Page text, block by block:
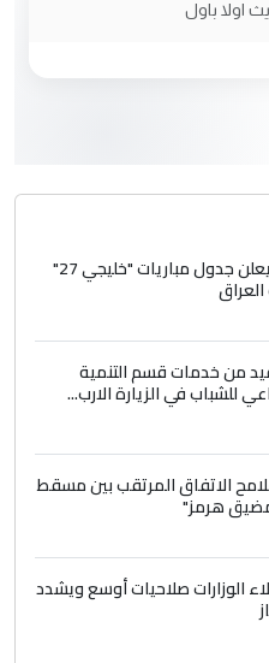
ومن اصول عريقة
على صدام حسين سل
علي ماما يسقط
ومن اصول عريقة
على صدام حسين سل
5
حامدتركان. كلام
الحقيقي للإنسان
اولا باول
الاتحاد الخليجي يعلن جدول مباريات "خليجي 27"
من خدمات قسم التنمية
للشباب في الزيارة الارب...
الاتفاق المرتقب بين مسقط
هرمز"
الوزارات صلاحيات أوسع ويشدد